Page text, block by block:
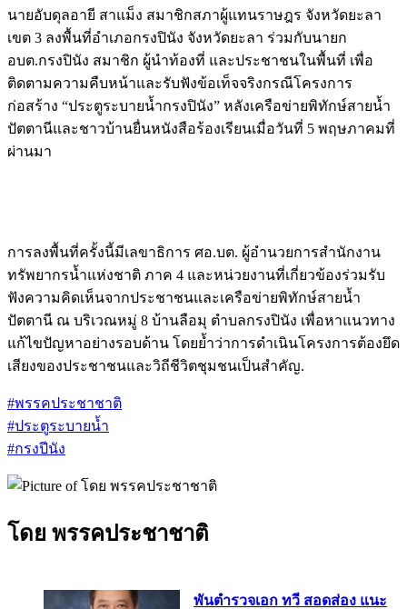
นายอับดุลอายี สาแม็ง สมาชิกสภาผู้แทนราษฎร จังหวัดยะลา
เขต 3 ลงพื้นที่อำเภอกรงปินัง จังหวัดยะลา ร่วมกับนายก
อบต.กรงปินัง สมาชิก ผู้นำท้องที่ และประชาชนในพื้นที่ เพื่อ
ติดตามความคืบหน้าและรับฟังข้อเท็จจริงกรณีโครงการ
ก่อสร้าง “ประตูระบายน้ำกรงปินัง” หลังเครือข่ายพิทักษ์สายน้ำ
ปัตตานีและชาวบ้านยื่นหนังสือร้องเรียนเมื่อวันที่ 5 พฤษภาคมที่
ผ่านมา
การลงพื้นที่ครั้งนี้มีเลขาธิการ ศอ.บต. ผู้อำนวยการสำนักงาน
ทรัพยากรน้ำแห่งชาติ ภาค 4 และหน่วยงานที่เกี่ยวข้องร่วมรับ
ฟังความคิดเห็นจากประชาชนและเครือข่ายพิทักษ์สายน้ำ
ปัตตานี ณ บริเวณหมู่ 8 บ้านลือมุ ตำบลกรงปินัง เพื่อหาแนวทาง
แก้ไขปัญหาอย่างรอบด้าน โดยย้ำว่าการดำเนินโครงการต้องยึด
เสียงของประชาชนและวิถีชีวิตชุมชนเป็นสำคัญ.
#พรรคประชาชาติ
#ประตูระบายน้ำ
#กรงปีนัง
โดย พรรคประชาชาติ
พันตำรวจเอก ทวี สอดส่อง แนะ